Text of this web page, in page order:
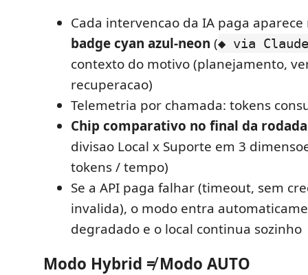
Cada intervencao da IA paga
badge cyan azul-neon (◆ via
contexto do motivo (planejamento,
recuperacao)
Telemetria por chamada: tokens
Chip comparativo no final da rodada
divisao Local x Suporte em 3
tokens / tempo)
Se a API paga falhar (timeout, sem
invalida), o modo entra
degradado e o local continua sozinho
Modo Hybrid ≠ Modo AUTO